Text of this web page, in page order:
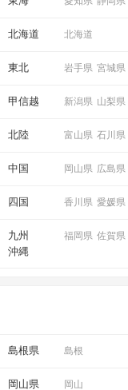
北海道 北海道
東北 岩手県 宮城県
甲信越 新潟県 山梨県
北陸 富山県 石川県
中国 岡山県 広島県
四国 香川県 愛媛県
九州
沖縄
福岡県 佐賀県
島根県 島根
岡山県 岡山